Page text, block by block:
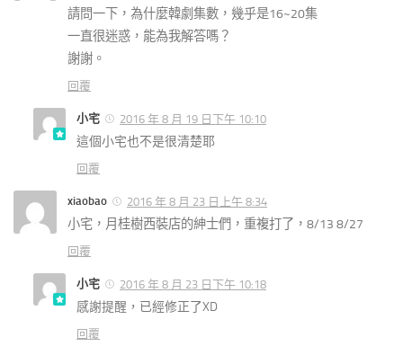
請問一下，為什麼韓劇集數，幾乎是16~20集
一直很迷惑，能為我解答嗎？
謝謝。
回覆
小宅 2016 年 8 月 19 日下午 10:10
這個小宅也不是很清楚耶
回覆
xiaobao 2016 年 8 月 23 日上午 8:34
小宅，月桂樹西裝店的紳士們，重複打了，8/13 8/27
回覆
小宅 2016 年 8 月 23 日下午 10:18
感謝提醒，已經修正了XD
回覆